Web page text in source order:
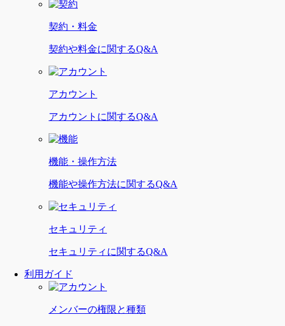
契約・料金
契約や料金に関するQ&A
アカウント
アカウントに関するQ&A
機能・操作方法
機能や操作方法に関するQ&A
セキュリティ
セキュリティに関するQ&A
利用ガイド
メンバーの権限と種類